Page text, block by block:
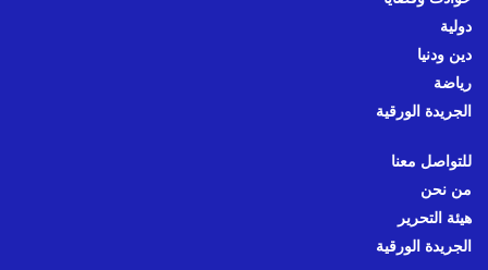
دولية
دين ودنيا
رياضة
الجريدة الورقية
للتواصل معنا
من نحن
هيئة التحرير
الجريدة الورقية